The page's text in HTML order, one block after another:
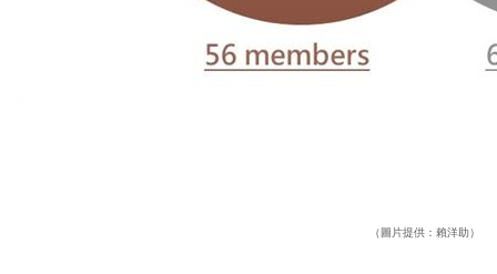
（圖片提供：賴洋助）